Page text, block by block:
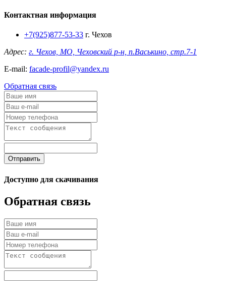
Контактная информация
+7(925)877-53-33 г. Чехов
Адрес: г. Чехов, МО, Чеховский р-н, п.Васькино, стр.7-1
E-mail: facade-profil@yandex.ru
Обратная связь
Отправить
Доступно для скачивания
Обратная связь